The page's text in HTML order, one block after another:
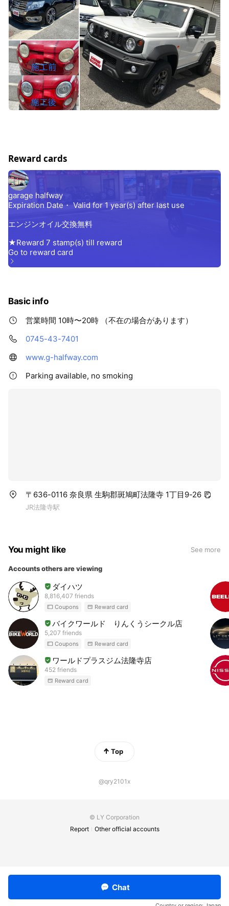
Reward cards
Basic info
営業時間 10時〜20時 （不在の場合があります）
0745-43-7401
www.g-halfway.com
Parking available, no smoking
〒636-0116 奈良県 生駒郡斑鳩町法隆寺 1丁目9-26
JR法隆寺駅
You might like See more
Accounts others are viewing
ダイハツ
8,816,407 friends
Coupons Reward card
バイクワールド りんくうシークル店
5,207 friends
Coupons Reward card
ワールドプラスジム法隆寺店
452 friends
Reward card
Top
@qry2101x
© LY Corporation
Report
Other official accounts
Chat